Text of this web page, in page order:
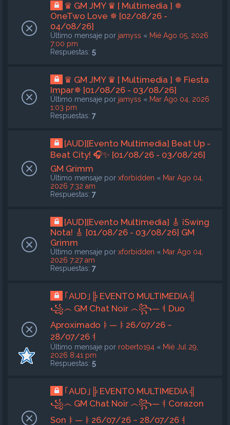
♛ GM JMY ♛ [ Multimedia ] ✵
OneTwo Love ✵ [02/08/26 -
04/08/26]
Último mensaje por jamyss « Mié Ago 05, 2026
7:00 pm
Respuestas: 5
♛ GM JMY ♛ [ Multimedia ] ✵ Fiesta
Impar✵ [01/08/26 - 03/08/26]
Último mensaje por jamyss « Mar Ago 04, 2026
1:03 pm
Respuestas: 7
[AUD][Evento Multimedia] Beat Up -
Beat City! 🎧✨ [01/08/26 - 03/08/26]
GM Grimm
Último mensaje por xforbidden « Mar Ago 04,
2026 7:32 am
Respuestas: 7
[AUD][Evento Multimedia] 🎸 ¡Swing
Nota! 🎸 [01/08/26 - 03/08/26] GM
Grimm
Último mensaje por xforbidden « Mar Ago 04,
2026 7:27 am
Respuestas: 7
｢AUD｣╠ EVENTO MULTIMEDIA ╣
꧁෴ GM Chat Noir ෴꧂—ㅕDuo
Aproximadoㅑ—ㅑ26/07/26 ~
28/07/26ㅕ
Último mensaje por roberto194 « Mié Jul 29,
2026 8:41 pm
Respuestas: 5
｢AUD｣╠ EVENTO MULTIMEDIA ╣
꧁෴ GM Chat Noir ෴꧂—ㅕCorazon
Sonㅑ—ㅑ26/07/26 ~ 28/07/26ㅕ